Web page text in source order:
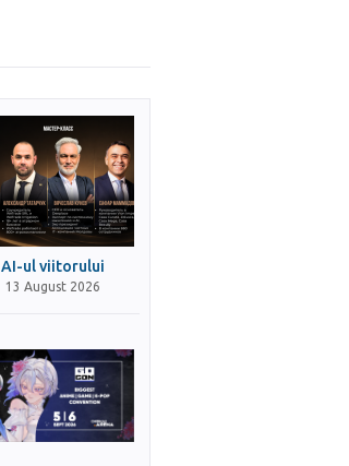
AI-ul viitorului
13 August 2026